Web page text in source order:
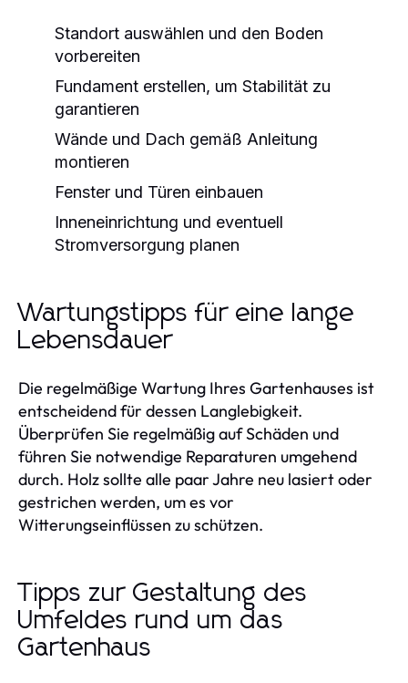
Standort auswählen und den Boden
vorbereiten
Fundament erstellen, um Stabilität zu
garantieren
Wände und Dach gemäß Anleitung
montieren
Fenster und Türen einbauen
Inneneinrichtung und eventuell
Stromversorgung planen
Wartungstipps für eine lange
Lebensdauer
Die regelmäßige Wartung Ihres Gartenhauses ist
entscheidend für dessen Langlebigkeit.
Überprüfen Sie regelmäßig auf Schäden und
führen Sie notwendige Reparaturen umgehend
durch. Holz sollte alle paar Jahre neu lasiert oder
gestrichen werden, um es vor
Witterungseinflüssen zu schützen.
Tipps zur Gestaltung des
Umfeldes rund um das
Gartenhaus